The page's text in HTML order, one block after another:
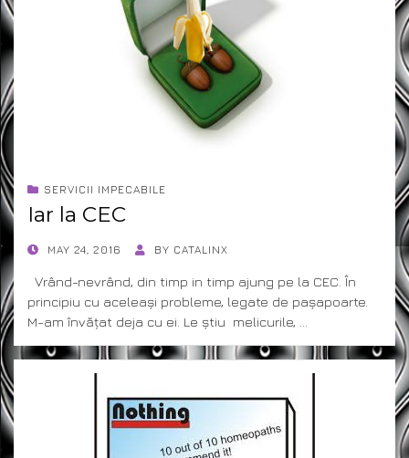
SERVICII IMPECABILE
Iar la CEC
POSTEDMAY 24, 2016 BY CATALINX
Vrând-nevrând, din timp in timp ajung pe la CEC. În
principiu cu aceleași probleme, legate de pașapoarte.
M-am învățat deja cu ei. Le știu melicurile, …